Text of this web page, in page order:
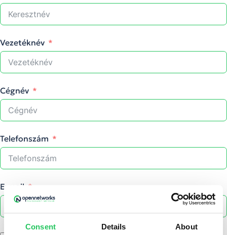
Consent Details About
Vezetéknév
Cégnév
Telefonszám
E-mail